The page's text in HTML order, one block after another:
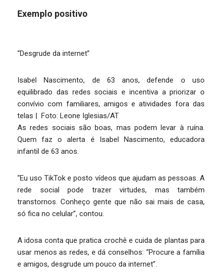
Exemplo positivo
“Desgrude da internet”
Isabel Nascimento, de 63 anos, defende o uso
equilibrado das redes sociais e incentiva a priorizar o
convívio com familiares, amigos e atividades fora das
telas | Foto: Leone Iglesias/AT
As redes sociais são boas, mas podem levar à ruína.
Quem faz o alerta é Isabel Nascimento, educadora
infantil de 63 anos.
“Eu uso TikTok e posto vídeos que ajudam as pessoas. A
rede social pode trazer virtudes, mas também
transtornos. Conheço gente que não sai mais de casa,
só fica no celular”, contou.
A idosa conta que pratica crochê e cuida de plantas para
usar menos as redes, e dá conselhos: “Procure a família
e amigos, desgrude um pouco da internet”.